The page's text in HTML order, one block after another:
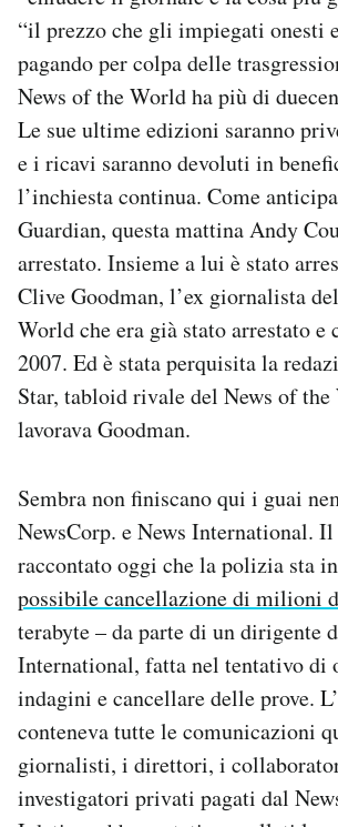
“il prezzo che gli impiegati onesti
pagando per colpa delle
News of the World ha più di
Le sue ultime edizioni saranno
e i ricavi saranno devoluti in
l’inchiesta continua. Come
Guardian, questa mattina Andy
arrestato. Insieme a lui è stato
Clive Goodman, l’ex giornalista
World che era già stato arrestato e
2007. Ed è stata perquisita la
Star, tabloid rivale del News of the
lavorava Goodman.
Sembra non finiscano qui i guai
NewsCorp. e News International.
raccontato oggi che la polizia sta
possibile cancellazione di milioni
terabyte – da parte di un dirigente
International, fatta nel tentativo di
indagini e cancellare delle prove.
conteneva tutte le comunicazioni
giornalisti, i direttori, i
investigatori privati pagati dal